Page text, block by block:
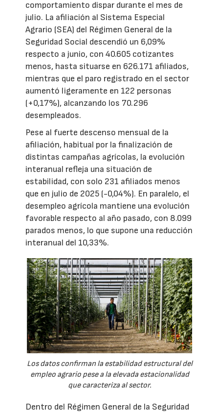
comportamiento dispar durante el mes de
julio. La afiliación al Sistema Especial
Agrario (SEA) del Régimen General de la
Seguridad Social descendió un 6,09%
respecto a junio, con 40.605 cotizantes
menos, hasta situarse en 626.171 afiliados,
mientras que el paro registrado en el sector
aumentó ligeramente en 122 personas
(+0,17%), alcanzando los 70.296
desempleados.
Pese al fuerte descenso mensual de la
afiliación, habitual por la finalización de
distintas campañas agrícolas, la evolución
interanual refleja una situación de
estabilidad, con solo 231 afiliados menos
que en julio de 2025 (-0,04%). En paralelo, el
desempleo agrícola mantiene una evolución
favorable respecto al año pasado, con 8.099
parados menos, lo que supone una reducción
interanual del 10,33%.
Los datos confirman la estabilidad estructural del
empleo agrario pese a la elevada estacionalidad
que caracteriza al sector.
Dentro del Régimen General de la Seguridad